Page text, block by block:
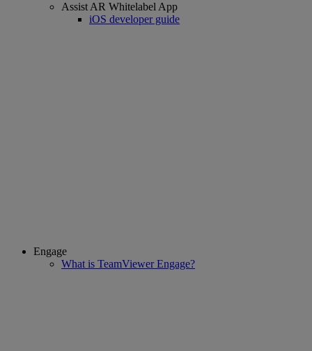
Assist AR Whitelabel App
iOS developer guide
Engage
What is TeamViewer Engage?